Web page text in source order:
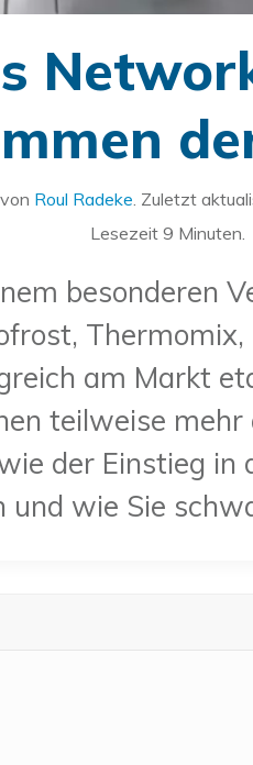
Roul Radeke. Zuletzt
Lesezeit 9 Minuten.
besonderen
am Markt
teilweise
der Einstieg
wie Sie